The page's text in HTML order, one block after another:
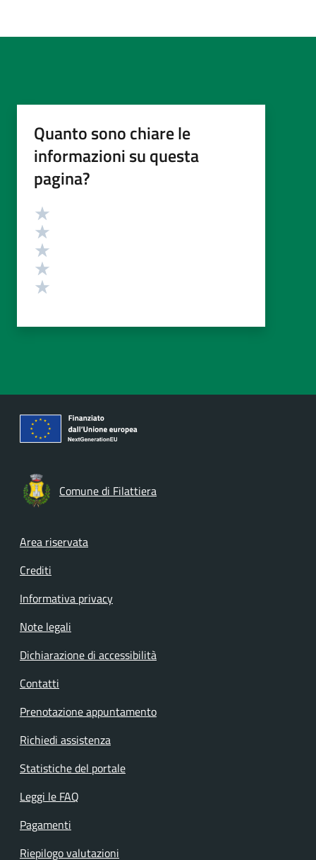
Quanto sono chiare le
informazioni su questa
pagina?
Valutazione
Comune di Filattiera
Footer menu
Area riservata
Crediti
Informativa privacy
Note legali
Dichiarazione di accessibilità
Contatti
Prenotazione appuntamento
Richiedi assistenza
Statistiche del portale
Leggi le FAQ
Pagamenti
Riepilogo valutazioni